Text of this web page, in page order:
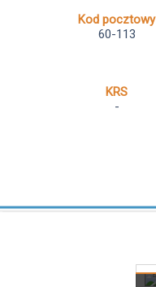
Kod pocztowy
60-113
KRS
-